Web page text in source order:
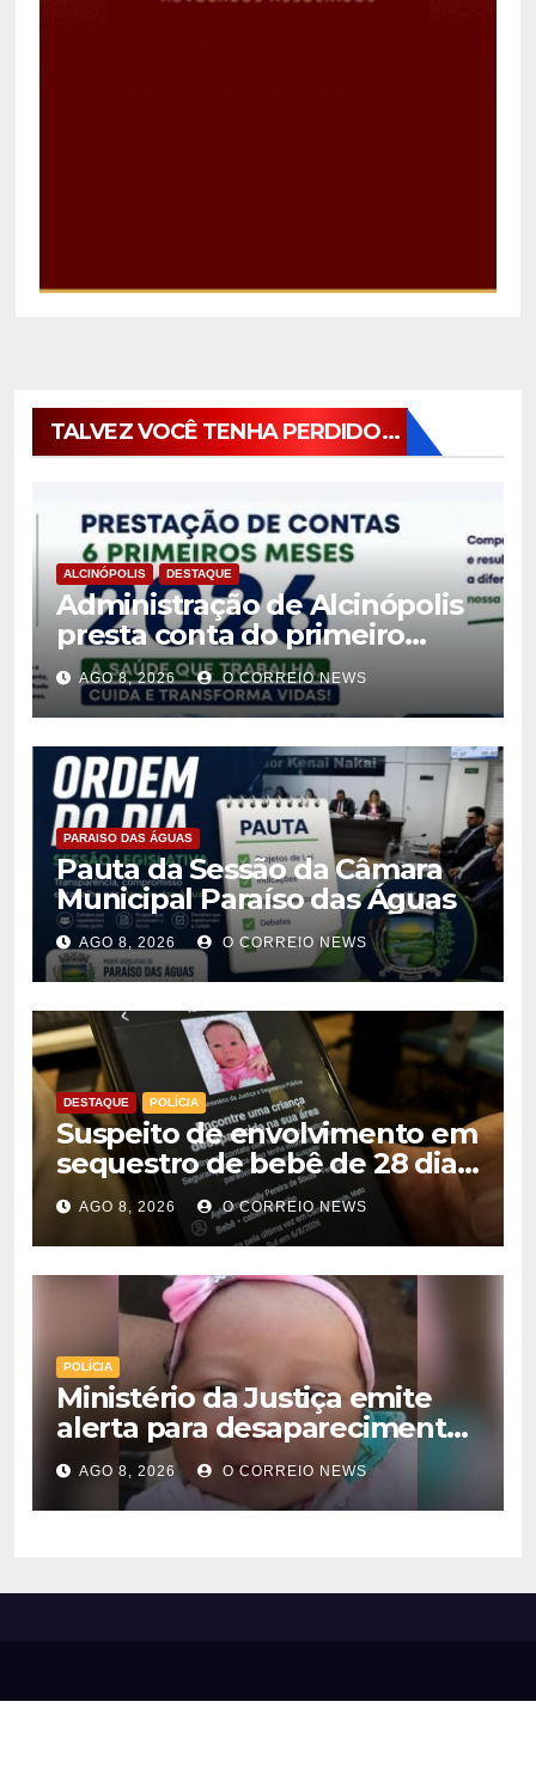
TALVEZ VOCÊ TENHA PERDIDO...
ALCINÓPOLIS DESTAQUE
Administração de Alcinópolis
presta conta do primeiro
semestre de 2026
AGO 8, 2026 O CORREIO NEWS
PARAISO DAS ÁGUAS
Pauta da Sessão da Câmara
Municipal Paraíso das Águas
AGO 8, 2026 O CORREIO NEWS
DESTAQUE POLÍCIA
Suspeito de envolvimento em
sequestro de bebê de 28 dias
é preso na Capital
AGO 8, 2026 O CORREIO NEWS
POLÍCIA
Ministério da Justiça emite
alerta para desaparecimento
de bebê de 28 dias em MS;
polícia apura suposto
sequestro
AGO 8, 2026 O CORREIO NEWS